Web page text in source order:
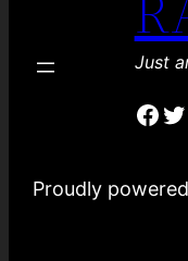
Just
Proudly